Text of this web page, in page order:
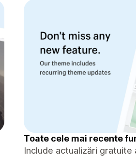
Toate cele mai recente
Include actualizări gratuite